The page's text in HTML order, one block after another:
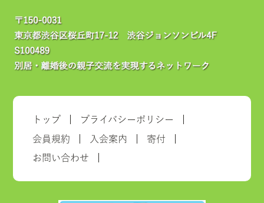
トップ プライバシーポリシー
会員規約 入会案内 寄付
お問い合わせ